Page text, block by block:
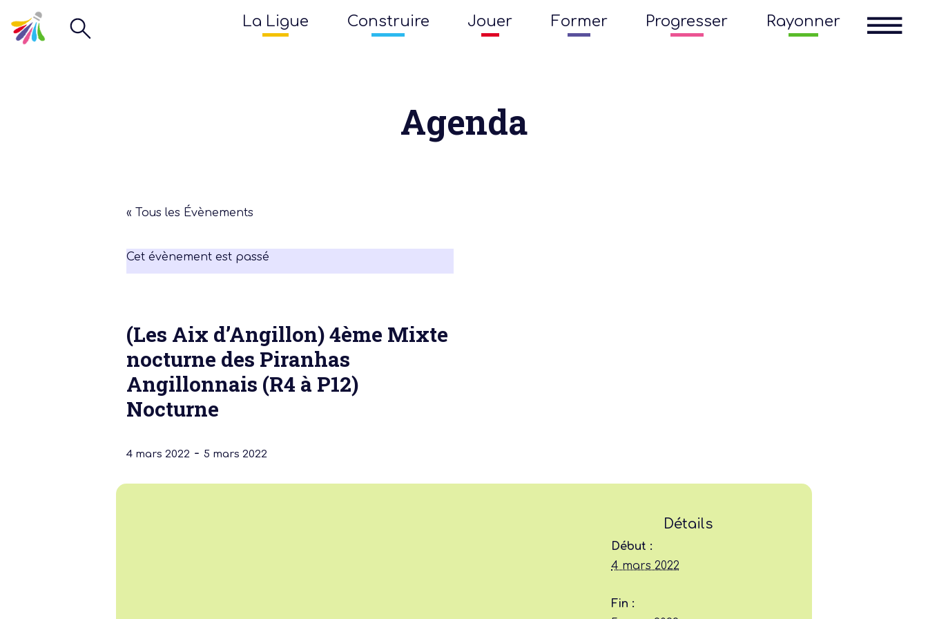
La Ligue Construire Jouer Former Progresser Rayonner
Agenda
« Tous les Évènements
Cet évènement est passé
(Les Aix d’Angillon) 4ème Mixte
nocturne des Piranhas
Angillonnais (R4 à P12)
Nocturne
4 mars 2022 - 5 mars 2022
Détails
Début :
4 mars 2022
Fin :